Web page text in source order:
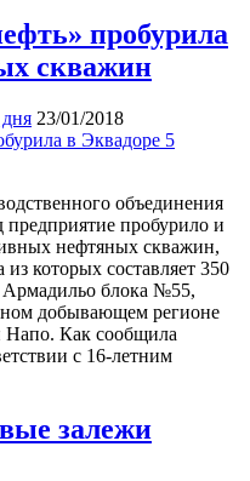
пробурила
скважин
23/01/2018
объединения
пробурило и
нефтяных скважин,
которых составляет 350
Армадильо блока №55,
добывающем регионе
Напо. Как сообщила
с 16-летним
залежи